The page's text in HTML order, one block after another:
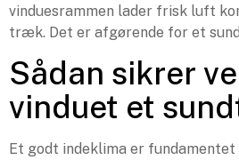
vinduesrammen lader frisk luft
træk. Det er afgørende for et
Sådan sikrer
vinduet et
Et godt indeklima er